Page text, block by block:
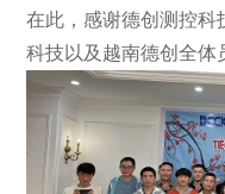
在此，感谢德创测控科
科技以及越南德创全体